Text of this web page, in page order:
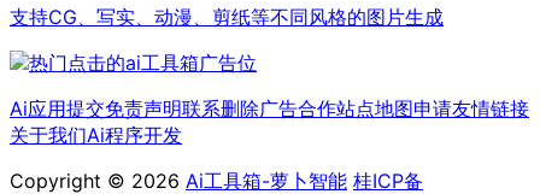
支持CG、写实、动漫、剪纸等不同风格的图片生成
Ai应用提交免责声明联系删除广告合作站点地图申请友情链接
关于我们Ai程序开发
Copyright © 2026 Ai工具箱-萝卜智能 桂ICP备